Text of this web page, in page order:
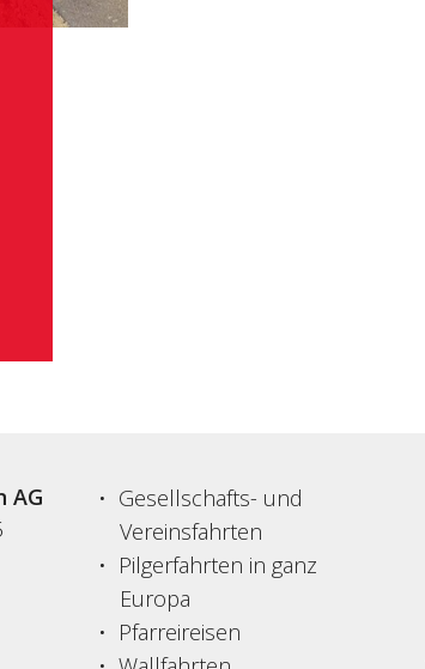
AG
Gesellschafts- und
Vereinsfahrten
Pilgerfahrten in ganz
Europa
Pfarreireisen